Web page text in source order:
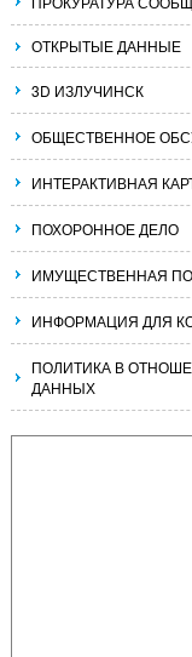
ОТКРЫТЫЕ ДАННЫЕ
3D ИЗЛУЧИНСК
ОБЩЕСТВЕННОЕ
ИНТЕРАКТИВНАЯ
ПОХОРОННОЕ ДЕЛО
ИМУЩЕСТВЕННАЯ
ИНФОРМАЦИЯ ДЛЯ
ПОЛИТИКА В
ДАННЫХ